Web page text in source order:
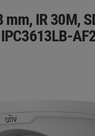
mm, IR 30M,
IPC3613LB-